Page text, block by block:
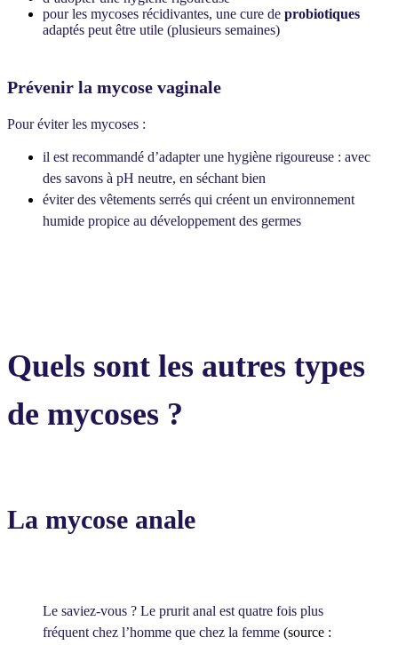
pour les mycoses récidivantes, une cure de probiotiques
adaptés peut être utile (plusieurs semaines)
Prévenir la mycose vaginale
Pour éviter les mycoses :
il est recommandé d’adapter une hygiène rigoureuse : avec
des savons à pH neutre, en séchant bien
éviter des vêtements serrés qui créent un environnement
humide propice au développement des germes
Quels sont les autres types
de mycoses ?
La mycose anale
Le saviez-vous ? Le prurit anal est quatre fois plus
fréquent chez l’homme que chez la femme (source :